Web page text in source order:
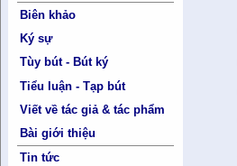
Biên khảo
Ký sự
Tùy bút - Bút ký
Tiểu luận - Tạp bút
Viết về tác giả & tác phẩm
Bài giới thiệu
Tin tức